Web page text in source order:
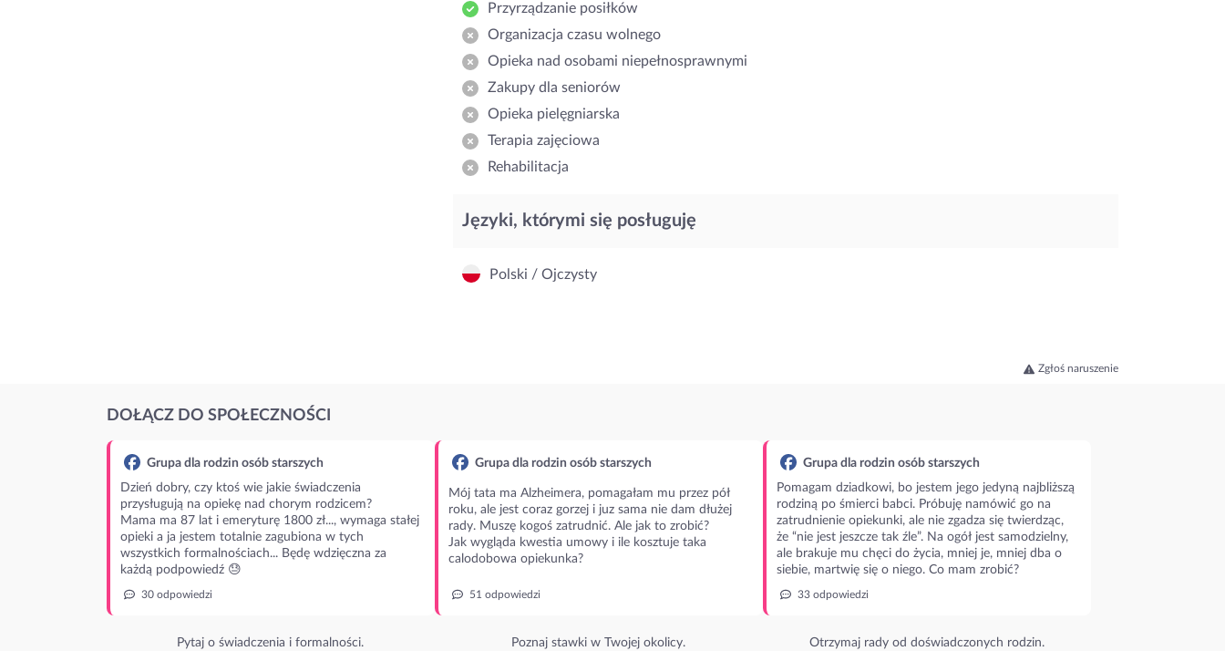
Przyrządzanie posiłków
Organizacja czasu wolnego
Opieka nad osobami niepełnosprawnymi
Zakupy dla seniorów
Opieka pielęgniarska
Terapia zajęciowa
Rehabilitacja
Języki, którymi się posługuję
Polski / Ojczysty
Zgłoś naruszenie
DOŁĄCZ DO SPOŁECZNOŚCI
Grupa dla rodzin osób starszych
Dzień dobry, czy ktoś wie jakie świadczenia
przysługują na opiekę nad chorym rodzicem?
Mama ma 87 lat i emeryturę 1800 zł..., wymaga stałej
opieki a ja jestem totalnie zagubiona w tych
wszystkich formalnościach... Będę wdzięczna za
każdą podpowiedź 😓
30 odpowiedzi
Pytaj o świadczenia i formalności.
Grupa dla rodzin osób starszych
Mój tata ma Alzheimera, pomagałam mu przez pół
roku, ale jest coraz gorzej i juz sama nie dam dłużej
rady. Muszę kogoś zatrudnić. Ale jak to zrobić?
Jak wygląda kwestia umowy i ile kosztuje taka
calodobowa opiekunka?
51 odpowiedzi
Poznaj stawki w Twojej okolicy.
Grupa dla rodzin osób starszych
Pomagam dziadkowi, bo jestem jego jedyną najbliższą
rodziną po śmierci babci. Próbuję namówić go na
zatrudnienie opiekunki, ale nie zgadza się twierdząc,
że “nie jest jeszcze tak źle”. Na ogół jest samodzielny,
ale brakuje mu chęci do życia, mniej je, mniej dba o
siebie, martwię się o niego. Co mam zrobić?
33 odpowiedzi
Otrzymaj rady od doświadczonych rodzin.